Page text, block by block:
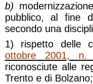
b)
pubblico, al fine
secondo una
1) rispetto delle
ottobre 2001,
riconosciute alle
Trento e di Bolzano;